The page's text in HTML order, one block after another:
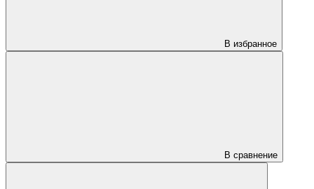
В избранное
В сравнение